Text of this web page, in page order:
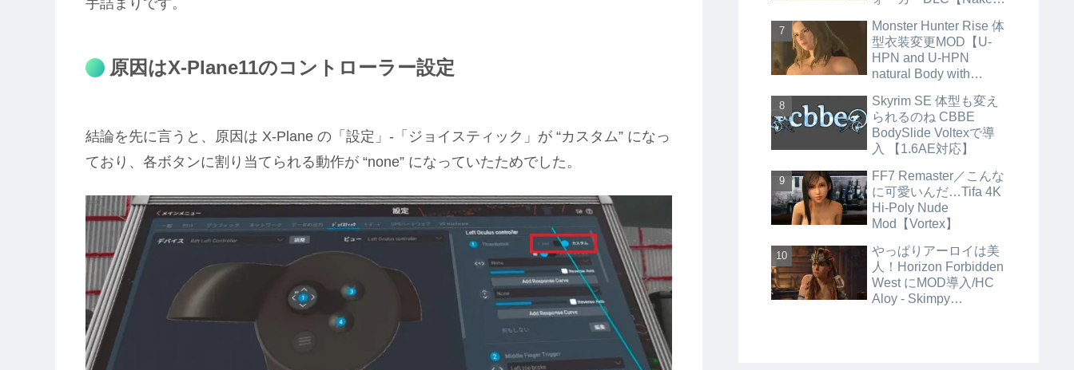
手詰まりです。
原因はX-Plane11のコントローラー設定
結論を先に言うと、原因は X-Plane の「設定」-「ジョイスティック」が “カスタム” になっ
ており、各ボタンに割り当てられる動作が “none” になっていたためでした。
【Steam】
Monster Hunter Rise 体
型衣装変更MOD【U-
HPN and U-HPN
natural Body with
Skimpy Inner Wear】
Skyrim SE 体型も変え
られるのね CBBE
BodySlide Voltexで導
入 【1.6AE対応】
FF7 Remaster／こんな
に可愛いんだ…Tifa 4K
Hi-Poly Nude
Mod【Vortex】
やっぱりアーロイは美
人！Horizon Forbidden
West にMOD導入/HC
Aloy - Skimpy